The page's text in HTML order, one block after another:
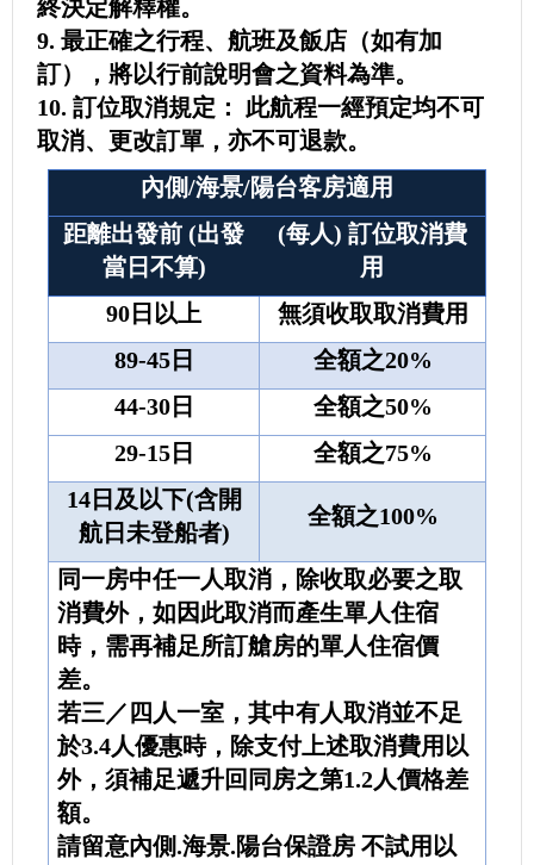
終決定解釋權。
9. 最正確之行程、航班及飯店（如有加
訂），將以行前說明會之資料為準。
10. 訂位取消規定： 此航程一經預定均不可
取消、更改訂單，亦不可退款。
內側/海景/陽台客房適用
距離出發前 (出發
當日不算)
(每人) 訂位取消費
用
90 日以上
無須收取取消費用
89-45日
全額之20%
44-30日
全額之50%
29-15日
全額之75%
14日及以下(含開
航日未登船者)
全額之100%
同一房中任一人取消，除收取必要之取
消費外，如因此取消而產生單人住宿
時，需再補足所訂艙房的單人住宿價
差。
若三／四人一室，其中有人取消並不足
於3.4人優惠時，除支付上述取消費用以
外，須補足遞升回同房之第1.2人價格差
額。
請留意內側.海景.陽台保證房 不試用以